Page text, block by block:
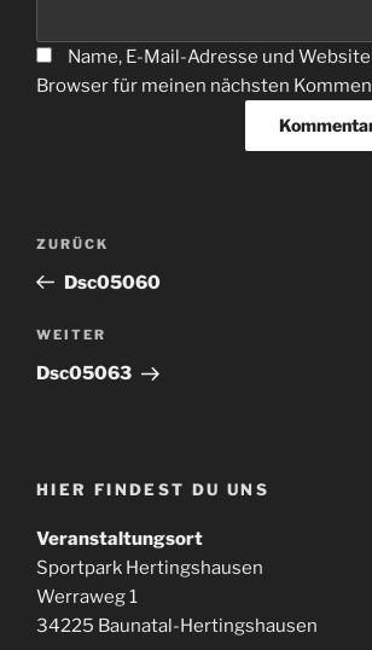
Name, E-Mail-Adresse und
Browser für meinen nächsten
Beitragsnavigation
Vorheriger
Beitrag
ZURÜCK
Dsc05060
Nächster
Beitrag
WEITER
Dsc05063
HIER FINDEST DU UNS
Veranstaltungsort
Sportpark Hertingshausen
Werraweg 1
34225 Baunatal-Hertingshausen